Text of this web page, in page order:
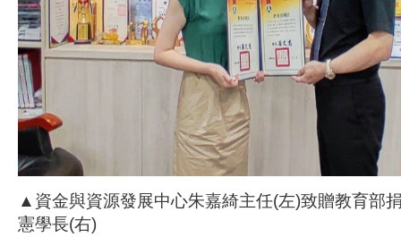
▲資金與資源發展中心朱嘉綺主任(左)致贈教育部
憲學長(右)